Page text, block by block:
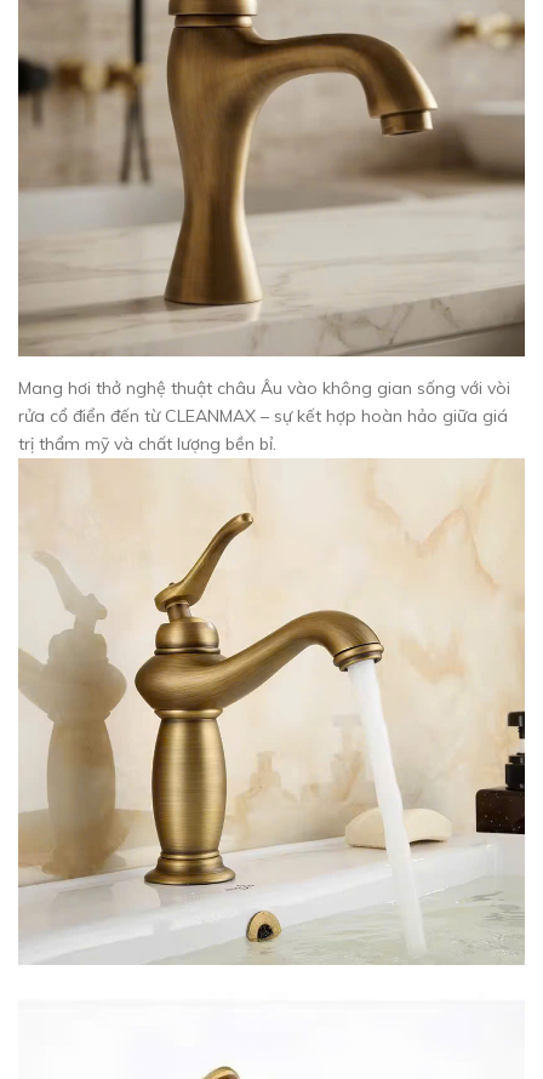
Mang hơi thở nghệ thuật châu Âu vào không gian sống với vòi
rửa cổ điển đến từ CLEANMAX – sự kết hợp hoàn hảo giữa giá
trị thẩm mỹ và chất lượng bền bỉ.